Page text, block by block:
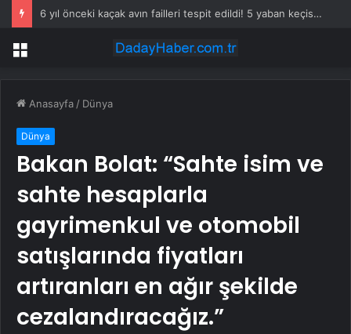
6 yıl önceki kaçak avın failleri tespit edildi! 5 yaban keçisi için ceza uygulandı
Menü
Anasayfa / Dünya
Dünya
Bakan Bolat: “Sahte isim ve
sahte hesaplarla
gayrimenkul ve otomobil
satışlarında fiyatları
artıranları en ağır şekilde
cezalandıracağız.”